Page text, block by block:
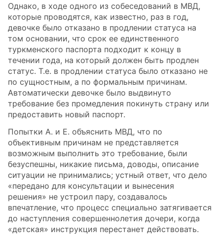
Однако, в ходе одного из собеседований в МВД,
которые проводятся, как известно, раз в год,
девочке было отказано в продлении статуса на
том основании, что срок ее единственного
туркменского паспорта подходит к концу в
течении года, на который должен быть продлен
статус. Т.е. в продлении статуса было отказано не
по сущностным, а по формальным причинам.
Автоматически девочке было выдвинуто
требование без промедления покинуть страну или
предоставить новый паспорт.
Попытки А. и Е. объяснить МВД, что по
объективным причинам не представляется
возможным выполнить это требование, были
безуспешны, никакие письма, доводы, описание
ситуации не принимались; устный ответ, что дело
«передано для консультации и вынесения
решения» не устроил пару, создавалось
впечатление, что процесс специально затягивается
до наступления совершеннолетия дочери, когда
«детская» инструкция перестанет действовать.